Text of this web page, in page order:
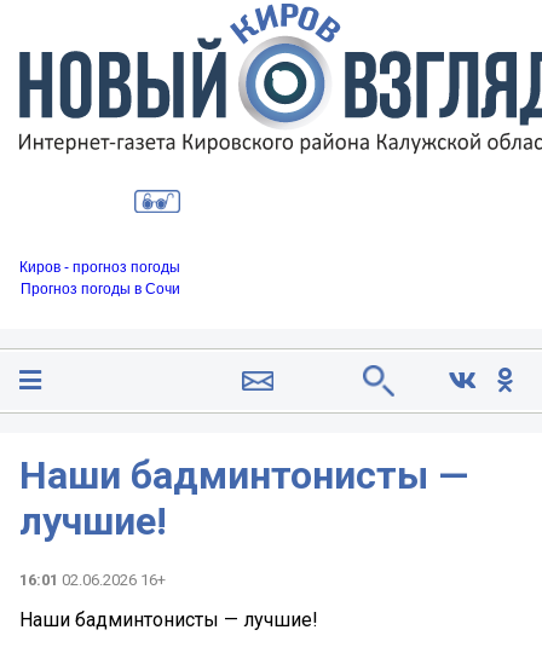
Киров - прогноз погоды
Прогноз погоды в Сочи
Наши бадминтонисты —
лучшие!
16:01 02.06.2026 16+
Наши бадминтонисты — лучшие!